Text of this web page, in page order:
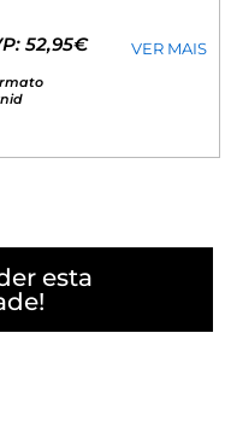
52,95€ VER MAIS
esta